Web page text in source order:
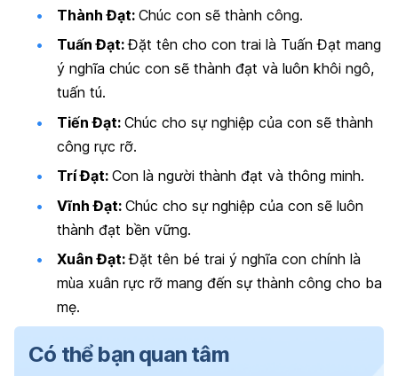
Thành Đạt: Chúc con sẽ thành công.
Tuấn Đạt:Đặt tên cho con trai là Tuấn Đạt mang
ý nghĩa chúc con sẽ thành đạt và luôn khôi ngô,
tuấn tú.
Tiến Đạt: Chúc cho sự nghiệp của con sẽ thành
công rực rỡ.
Trí Đạt: Con là người thành đạt và thông minh.
Vĩnh Đạt: Chúc cho sự nghiệp của con sẽ luôn
thành đạt bền vững.
Xuân Đạt:Đặt tên bé trai ý nghĩa con chính là
mùa xuân rực rỡ mang đến sự thành công cho ba
mẹ.
Có thể bạn quan tâm